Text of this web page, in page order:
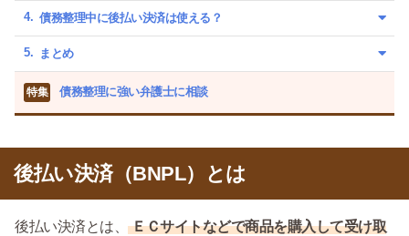
債務整理中に後払い決済は使える？
まとめ
特集 債務整理に強い弁護士に相談
後払い決済（BNPL）とは
後払い決済とは、
ＥＣサイトなどで商品を購入して受け取